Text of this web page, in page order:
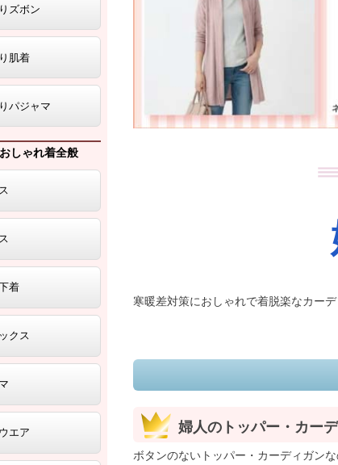
ズボン
肌着
パジャマ
しゃれ着全般
着
クス
エア
寒暖差対策におしゃれで着脱楽なカー
婦人のトッパー・カー
ボタンのないトッパー・カーディガン